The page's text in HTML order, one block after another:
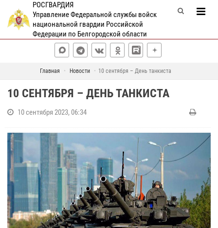
РОСГВАРДИЯ
Управление Федеральной службы войск
национальной гвардии Российской
Федерации по Белгородской области
Главная Новости 10 сентября – День танкиста
10 СЕНТЯБРЯ – ДЕНЬ ТАНКИСТА
10 сентября 2023, 06:34